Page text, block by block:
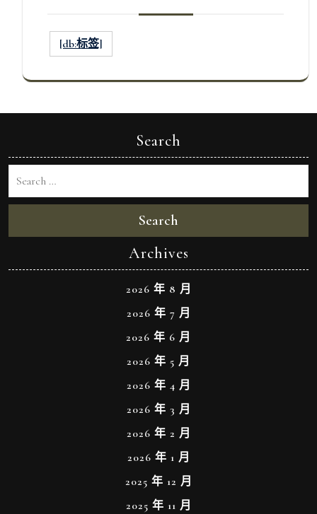
[db:标签]
Search
Search
Archives
2026 年 8 月
2026 年 7 月
2026 年 6 月
2026 年 5 月
2026 年 4 月
2026 年 3 月
2026 年 2 月
2026 年 1 月
2025 年 12 月
2025 年 11 月